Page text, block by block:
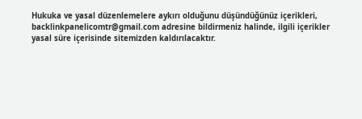
Hukuka ve yasal düzenlemelere aykırı olduğunu düşündüğünüz içerikleri,
backlinkpanelicomtr@gmail.comadresine bildirmeniz halinde, ilgili içerikler
yasal süre içerisinde sitemizden kaldırılacaktır.